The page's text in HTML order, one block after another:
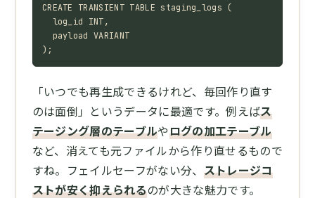
CREATE TRANSIENT TABLE staging_logs (
  log_id INT,
  payload VARIANT
);
「いつでも再生成できるけれど、毎回作り直す
のは面倒」というデータに最適です。例えばス
テージング層のテーブルやログの加工テーブル
など、消えても元ファイルから作り直せるもので
すね。フェイルセーフがない分、 ストレージコ
ストが安く抑えられるのが大きな魅力です。